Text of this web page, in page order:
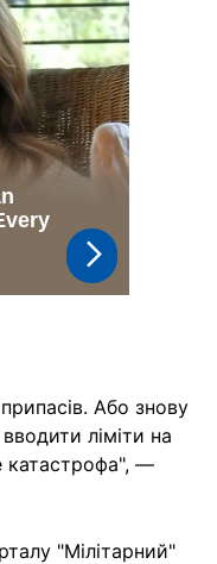
Або знову
ліміти на
катастрофа", —
"Мілітарний"